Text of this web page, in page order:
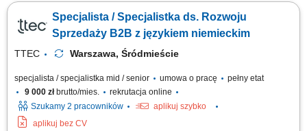
sprzedażowym. Oczekujemy: Biegłej znajomości języka polskiego,
Otwartości na kontakt z ludźmi, Wysokiej kultury osobistej i punktualności,
Specjalista / Specjalistka ds. Rozwoju
Sprzedaży B2B z językiem niemieckim
TTEC Warszawa, Śródmieście
specjalista / specjalistka mid / senior umowa o pracę
pełny etat
9 000 złbrutto/mies.
rekrutacja online
Szukamy 2 pracowników
aplikuj szybko
aplikuj bez CV